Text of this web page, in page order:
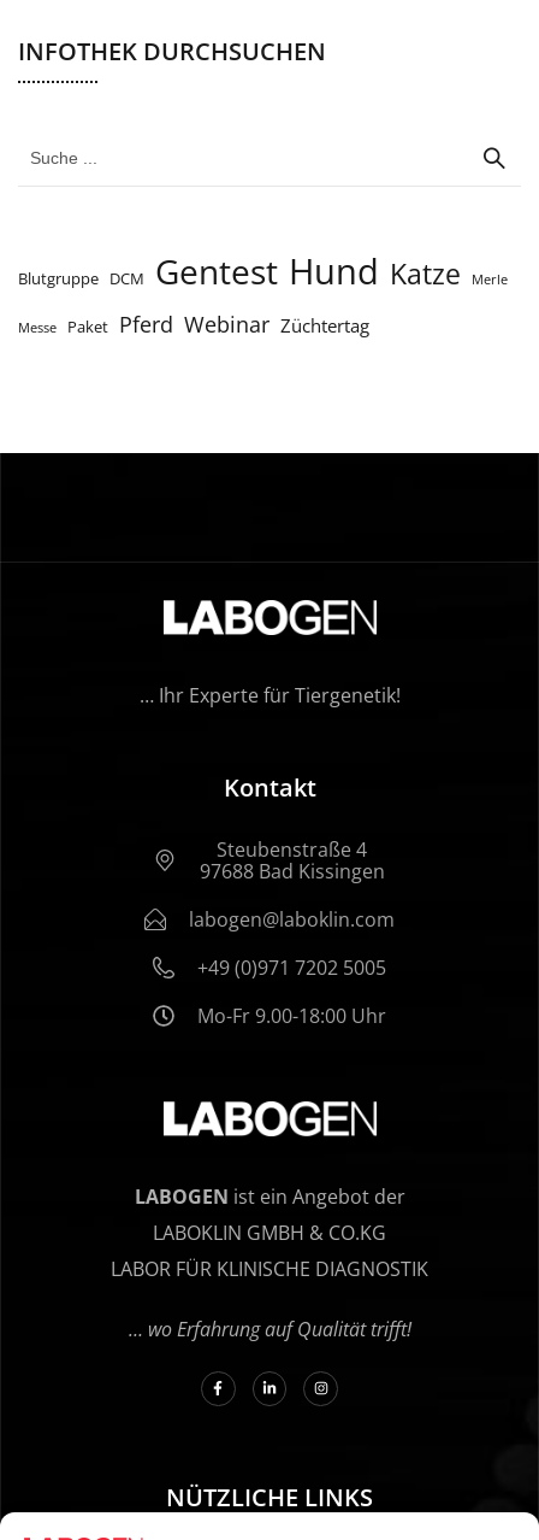
INFOTHEK DURCHSUCHEN
Blutgruppe DCM Gentest Hund Katze Merle
Messe Paket Pferd Webinar Züchtertag
… Ihr Experte für Tiergenetik!
Kontakt
Steubenstraße 4
97688 Bad Kissingen
labogen@laboklin.com
+49 (0)971 7202 5005
Mo-Fr 9.00-18:00 Uhr
LABOGEN ist ein Angebot der
LABOKLIN GMBH & CO.KG
LABOR FÜR KLINISCHE DIAGNOSTIK
… wo Erfahrung auf Qualität trifft!
NÜTZLICHE LINKS